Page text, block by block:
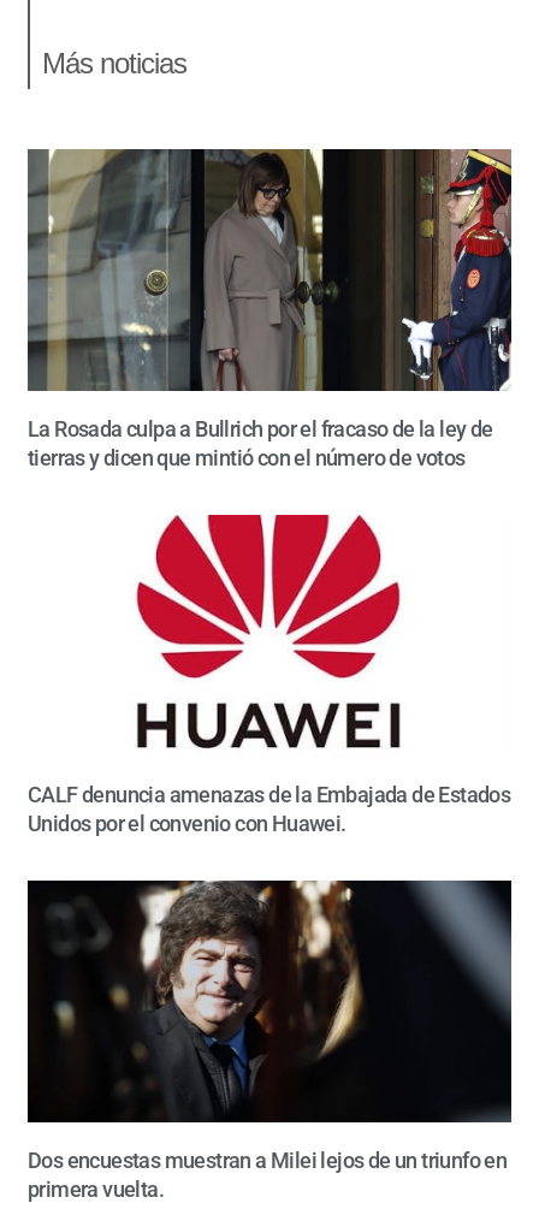
Más noticias
La Rosada culpa a Bullrich por el fracaso de la ley de
tierras y dicen que mintió con el número de votos
CALF denuncia amenazas de la Embajada de Estados
Unidos por el convenio con Huawei.
Dos encuestas muestran a Milei lejos de un triunfo en
primera vuelta.